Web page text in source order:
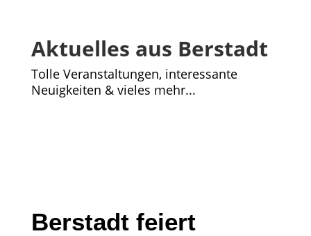
Aktuelles aus Berstadt
Tolle Veranstaltungen, interessante
Neuigkeiten & vieles mehr...
Berstadt feiert